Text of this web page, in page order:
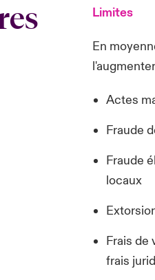
Limites
En
Actes
Fraude
Fraude
locaux
Frais de
frais